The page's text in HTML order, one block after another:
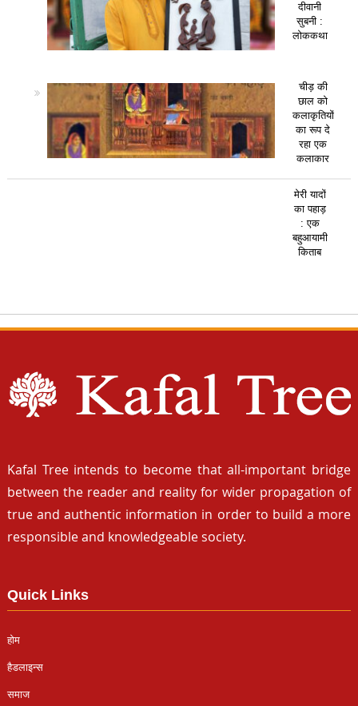
दीवानी
सुबनी :
लोककथा
चीड़ की
छाल को
कलाकृतियों
का रूप दे
रहा एक
कलाकार
मेरी यादों
का पहाड़
: एक
बहुआयामी
किताब
Kafal Tree intends to become that all-important bridge
between the reader and reality for wider propagation of
true and authentic information in order to build a more
responsible and knowledgeable society.
Quick Links
होम
हैडलाइन्स
समाज